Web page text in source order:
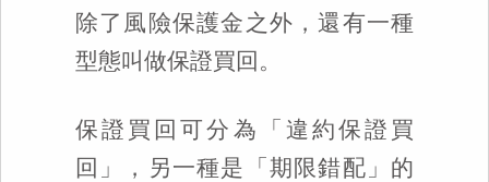
除了風險保護金之外，還有一種
型態叫做保證買回。
保證買回可分為「違約保證買
回」，另一種是「期限錯配」的